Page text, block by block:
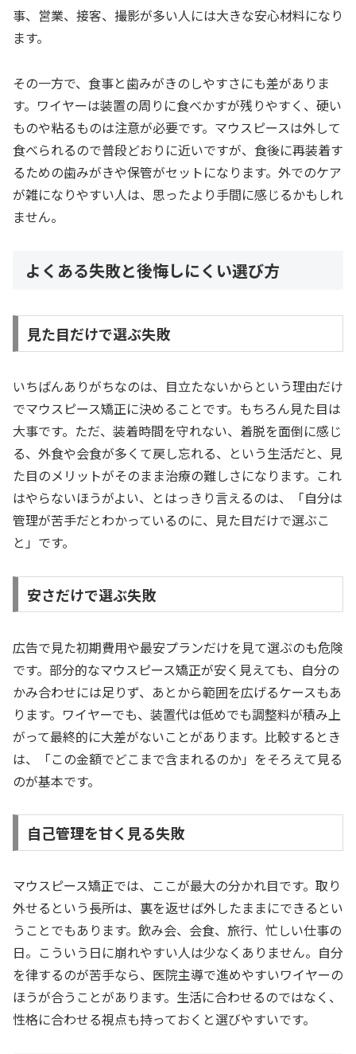
事、営業、接客、撮影が多い人には大きな安心材料になり
ます。
その一方で、食事と歯みがきのしやすさにも差がありま
す。ワイヤーは装置の周りに食べかすが残りやすく、硬い
ものや粘るものは注意が必要です。マウスピースは外して
食べられるので普段どおりに近いですが、食後に再装着す
るための歯みがきや保管がセットになります。外でのケア
が雑になりやすい人は、思ったより手間に感じるかもしれ
ません。
よくある失敗と後悔しにくい選び方
見た目だけで選ぶ失敗
いちばんありがちなのは、目立たないからという理由だけ
でマウスピース矯正に決めることです。もちろん見た目は
大事です。ただ、装着時間を守れない、着脱を面倒に感じ
る、外食や会食が多くて戻し忘れる、という生活だと、見
た目のメリットがそのまま治療の難しさになります。これ
はやらないほうがよい、とはっきり言えるのは、「自分は
管理が苦手だとわかっているのに、見た目だけで選ぶこ
と」です。
安さだけで選ぶ失敗
広告で見た初期費用や最安プランだけを見て選ぶのも危険
です。部分的なマウスピース矯正が安く見えても、自分の
かみ合わせには足りず、あとから範囲を広げるケースもあ
ります。ワイヤーでも、装置代は低めでも調整料が積み上
がって最終的に大差がないことがあります。比較するとき
は、「この金額でどこまで含まれるのか」をそろえて見る
のが基本です。
自己管理を甘く見る失敗
マウスピース矯正では、ここが最大の分かれ目です。取り
外せるという長所は、裏を返せば外したままにできるとい
うことでもあります。飲み会、会食、旅行、忙しい仕事の
日。こういう日に崩れやすい人は少なくありません。自分
を律するのが苦手なら、医院主導で進めやすいワイヤーの
ほうが合うことがあります。生活に合わせるのではなく、
性格に合わせる視点も持っておくと選びやすいです。